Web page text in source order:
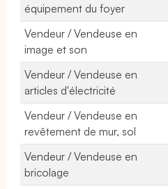
équipement du foyer
Vendeur / Vendeuse en
image et son
Vendeur / Vendeuse en
articles d'électricité
Vendeur / Vendeuse en
revêtement de mur, sol
Vendeur / Vendeuse en
bricolage